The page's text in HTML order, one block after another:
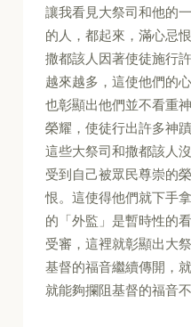
讓我看見大祭司和他的
的人，都起來，滿心忌
撒都該人因著使徒施行
越來越多，這使他們的
也彰顯出他們並不看重
榮耀，使徒行出許多神
這些大祭司和撒都該人
受到自己被眾民尊崇的
恨。這使得他們就下手
的「外監」是暫時性的
受審，這裡就彰顯出大
基督的福音繼續傳開，
就能夠攔阻基督的福音不